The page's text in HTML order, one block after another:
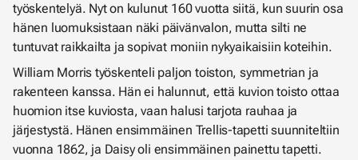
työskentelyä. Nyt on kulunut 160 vuotta siitä, kun suurin osa
hänen luomuksistaan ​​näki päivänvalon, mutta silti ne
tuntuvat raikkailta ja sopivat moniin nykyaikaisiin koteihin.
William Morris työskenteli paljon toiston, symmetrian ja
rakenteen kanssa. Hän ei halunnut, että kuvion toisto ottaa
huomion itse kuviosta, vaan halusi tarjota rauhaa ja
järjestystä. Hänen ensimmäinen Trellis-tapetti suunniteltiin
vuonna 1862, ja Daisy oli ensimmäinen painettu tapetti.